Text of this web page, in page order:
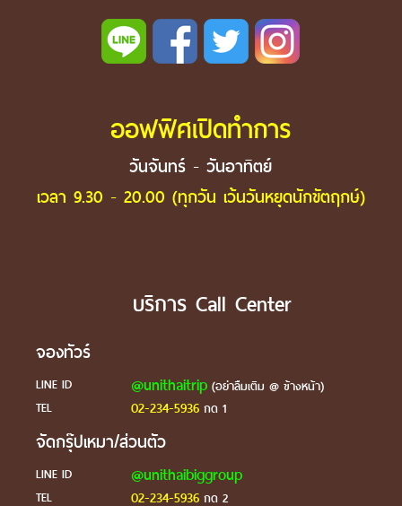
ออฟฟิศเปิดทำการ
วันจันทร์ - วันอาทิตย์
เวลา 9.30 - 20.00 (ทุกวัน เว้นวันหยุดนักขัตฤกษ์)
บริการ Call Center
จองทัวร์
LINE ID @unithaitrip(อย่าลืมเติม @ ข้างหน้า)
TEL
02-234-5936กด 1
จัดกรุ๊ปเหมา/ส่วนตัว
LINE ID @unithaibiggroup
TEL 02-234-5936กด 2